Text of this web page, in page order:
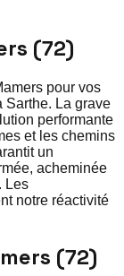
(72)
pour vos
Sarthe. La grave
performante
et les chemins
un
acheminée
Les
notre réactivité
(72)